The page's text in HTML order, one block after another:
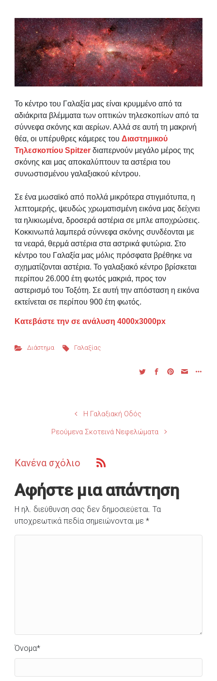
Το κέντρο του Γαλαξία μας είναι κρυμμένο από τα
αδιάκριτα βλέμματα των οπτικών τηλεσκοπίων από τα
σύννεφα σκόνης και αερίων. Αλλά σε αυτή τη μακρινή
θέα, οι υπέρυθρες κάμερες του Διαστημικού
Τηλεσκοπίου Spitzer διαπερνούν μεγάλο μέρος της
σκόνης και μας αποκαλύπτουν τα αστέρια του
συνωστισμένου γαλαξιακού κέντρου.
Σε ένα μωσαϊκό από πολλά μικρότερα στιγμιότυπα, η
λεπτομερής, ψευδώς χρωματισμένη εικόνα μας δείχνει
τα ηλικιωμένα, δροσερά αστέρια σε μπλε αποχρώσεις.
Κοκκινωπά λαμπερά σύννεφα σκόνης συνδέονται με
τα νεαρά, θερμά αστέρια στα αστρικά φυτώρια. Στο
κέντρο του Γαλαξία μας μόλις πρόσφατα βρέθηκε να
σχηματίζονται αστέρια. Το γαλαξιακό κέντρο βρίσκεται
περίπου 26.000 έτη φωτός μακριά, προς τον
αστερισμό του Τοξότη. Σε αυτή την απόσταση η εικόνα
εκτείνεται σε περίπου 900 έτη φωτός.
Κατεβάστε την σε ανάλυση 4000x3000px
Διάστημα Γαλαξίας
Η Γαλαξιακή Οδός
Ρεούμενα Σκοτεινά Νεφελώματα
Κανένα σχόλιο
Αφήστε μια απάντηση
Η ηλ. διεύθυνση σας δεν δημοσιεύεται. Τα
υποχρεωτικά πεδία σημειώνονται με *
Όνομα*